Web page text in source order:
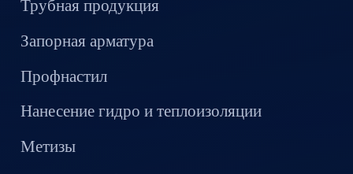
Трубная продукция
Запорная арматура
Профнастил
Нанесение гидро и теплоизоляции
Метизы